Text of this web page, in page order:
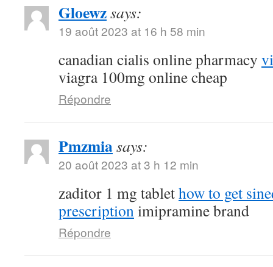
Gloewzsays:
19 août 2023 at 16 h 58 min
canadian cialis online pharmacy
viagra 100mg online cheap
Répondre
Pmzmiasays:
20 août 2023 at 3 h 12 min
zaditor 1 mg tablethow to get
prescriptionimipramine brand
Répondre